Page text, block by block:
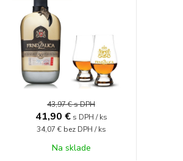
43,97 €s DPH
41,90 € s DPH / ks
34,07 € bez DPH / ks
Na sklade